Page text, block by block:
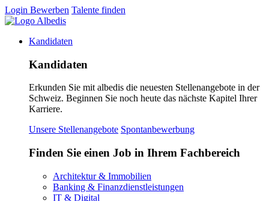
Login Bewerben Talente finden
Kandidaten
Kandidaten
Erkunden Sie mit albedis die neuesten Stellenangebote in der
Schweiz. Beginnen Sie noch heute das nächste Kapitel Ihrer
Karriere.
Unsere Stellenangebote Spontanbewerbung
Finden Sie einen Job in Ihrem Fachbereich
Architektur & Immobilien
Banking & Finanzdienstleistungen
IT & Digital